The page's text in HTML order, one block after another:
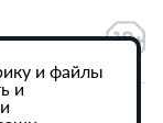
данных
и файлы
и